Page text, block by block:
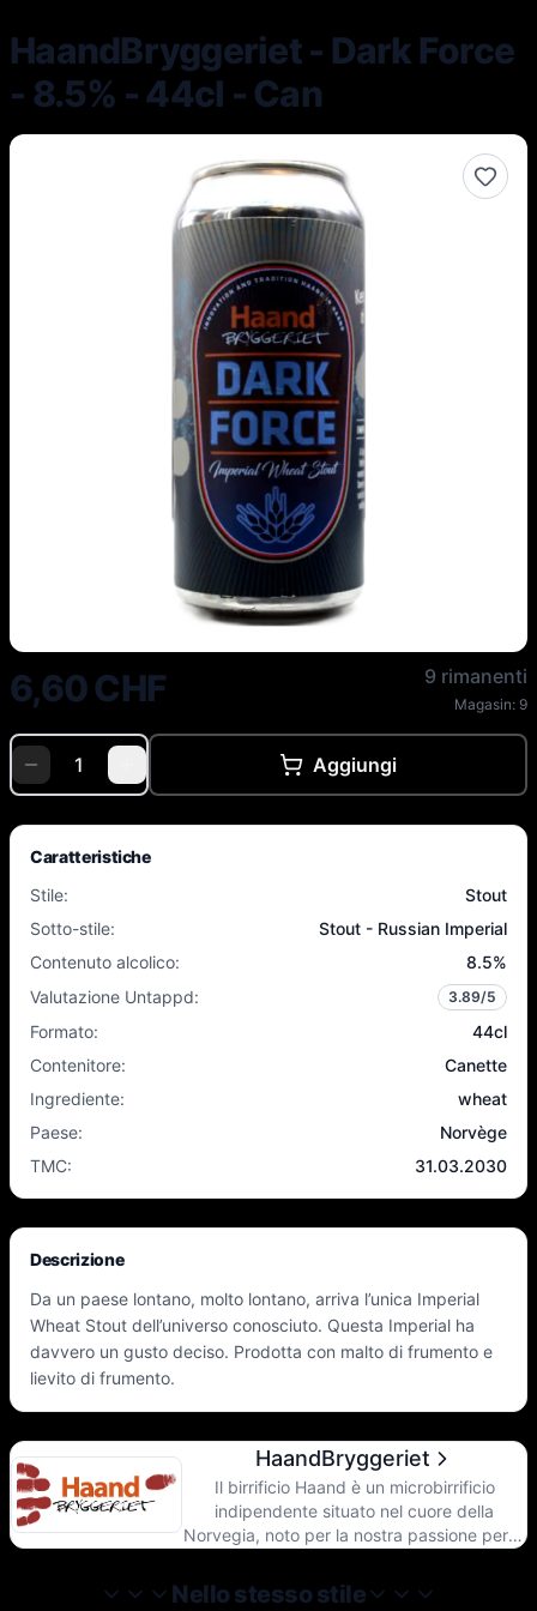
HaandBryggeriet - Dark Force
- 8.5% - 44cl - Can
HaandBryggeriet - Dark Force
6,60 CHF 9 rimanenti
Magasin: 9
Aggiungi
Caratteristiche
Stile:
Stout
Sotto-stile:
Stout - Russian Imperial
Contenuto alcolico: 8.5%
Valutazione Untappd: 3.89/5
Formato:
44cl
Contenitore:
Canette
Ingrediente:
wheat
Paese:
Norvège
TMC: 31.03.2030
Descrizione
Da un paese lontano, molto lontano, arriva l’unica Imperial
Wheat Stout dell’universo conosciuto. Questa Imperial ha
davvero un gusto deciso. Prodotta con malto di frumento e
lievito di frumento.
HaandBryggeriet
Il birrificio Haand è un microbirrificio
indipendente situato nel cuore della
Norvegia, noto per la nostra passione per la
della birra. Sin dalla sua fondazione nel
2005, ci siamo dedicati alla creazione di
Nello stesso stile